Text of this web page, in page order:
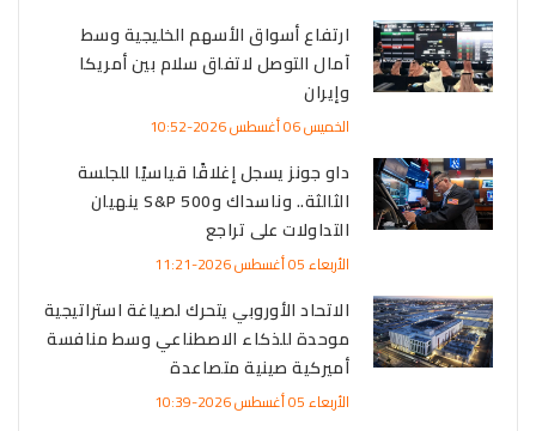
ارتفاع أسواق الأسهم الخليجية وسط
آمال التوصل لاتفاق سلام بين أمريكا
وإيران
الخميس 06 أغسطس 2026-10:52
داو جونز يسجل إغلاقًا قياسيًا للجلسة
الثالثة.. وناسداك وS&P 500 ينهيان
التداولات على تراجع
الأربعاء 05 أغسطس 2026-11:21
الاتحاد الأوروبي يتحرك لصياغة استراتيجية
موحدة للذكاء الاصطناعي وسط منافسة
أميركية صينية متصاعدة
الأربعاء 05 أغسطس 2026-10:39